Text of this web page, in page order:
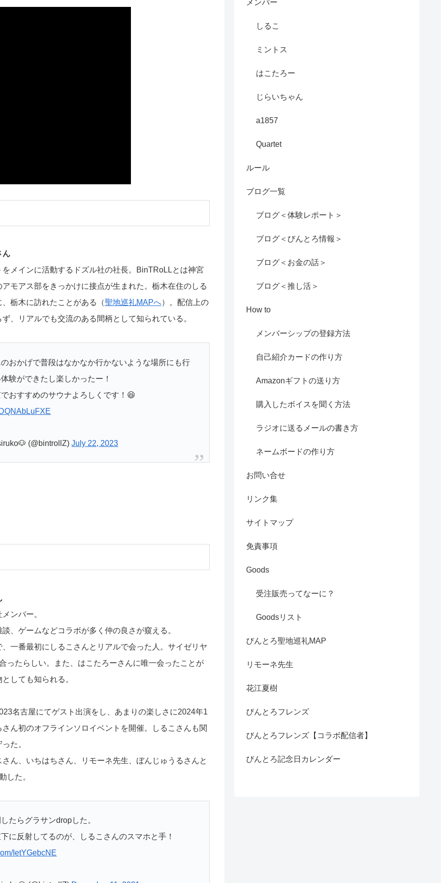
ん
メインに活動するドズル社の社長。BinTRoLLとは神宮
モアス部をきっかけに接点が生まれた。栃木在住のしる
栃木に訪れたことがある（聖地巡礼MAPへ）。配信上の
、リアルでも交流のある間柄として知られている。
おかげで普段はなかなか行かないような場所にも行
験ができたし楽しかったー！
おすすめのサウナよろしくです！😆
(@bintrollZ)July 22, 2023
ンバー。
、ゲームなどコラボが多く仲の良さが窺える。
一番最初にしるこさんとリアルで会った人。サイゼリヤ
ったらしい。また、はこたろーさんに唯一会ったことが
しても知られる。
名古屋にてゲスト出演をし、あまりの楽しさに2024年1
ん初のオフラインソロイベントを開催。しるこさんも関
た。
ん、いちはちさん、リモーネ先生、ぼんじゅうるさんと
した。
たらグラサンdropした。
に反射してるのが、しるこさんのスマホと手！
IetYGebcNE
メンバー
しるこ
ミントス
はこたろー
じらいちゃん
a1857
Quartet
ルール
ブログ一覧
ブログ＜体験レポート＞
ブログ＜びんとろ情報＞
ブログ＜お金の話＞
ブログ＜推し活＞
How to
メンバーシップの登録方法
自己紹介カードの作り方
Amazonギフトの送り方
購入したボイスを聞く方法
ラジオに送るメールの書き方
ネームボードの作り方
お問い合せ
リンク集
サイトマップ
免責事項
Goods
受注販売ってなーに？
Goodsリスト
びんとろ聖地巡礼MAP
リモーネ先生
花江夏樹
びんとろフレンズ
びんとろフレンズ【コラボ配信者】
びんとろ記念日カレンダー